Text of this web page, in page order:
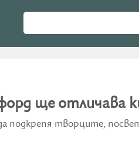
ще отличава
подкрепя творците,